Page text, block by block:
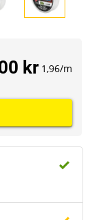
kr 1,96/m